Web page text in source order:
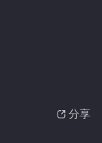
 分享